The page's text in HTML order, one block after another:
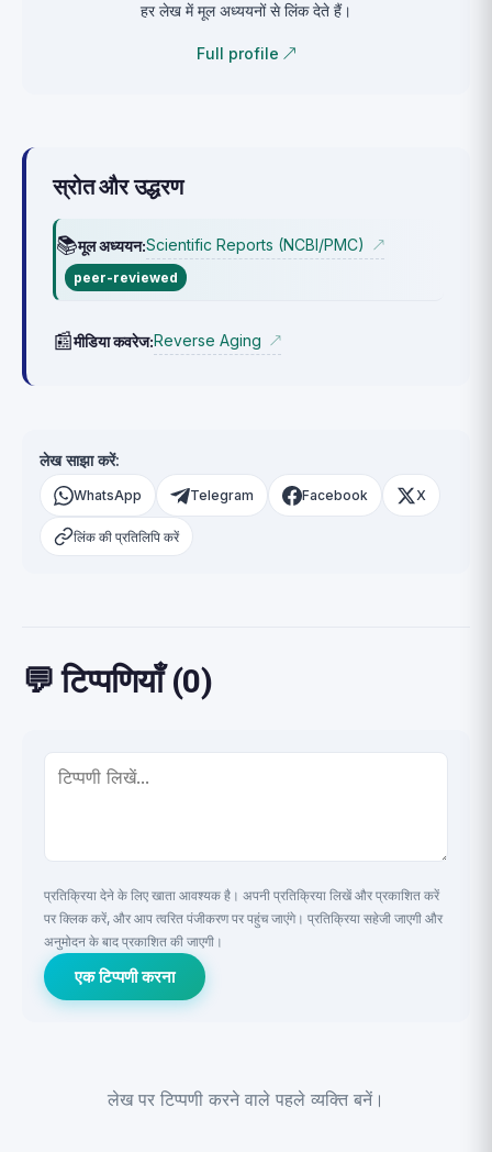
हर लेख में मूल अध्ययनों से लिंक देते हैं।
Full profile ↗
स्रोत और उद्धरण
📚मूल अध्ययन:Scientific Reports (NCBI/PMC)
↗
peer-reviewed
📰मीडिया कवरेज:Reverse Aging ↗
लेख साझा करें:
WhatsApp Telegram Facebook X
लिंक की प्रतिलिपि करें
💬 टिप्पणियाँ (0)
प्रतिक्रिया देने के लिए खाता आवश्यक है। अपनी प्रतिक्रिया लिखें और प्रकाशित करें
पर क्लिक करें, और आप त्वरित पंजीकरण पर पहुंच जाएंगे। प्रतिक्रिया सहेजी जाएगी और
अनुमोदन के बाद प्रकाशित की जाएगी।
एक टिप्पणी करना
लेख पर टिप्पणी करने वाले पहले व्यक्ति बनें।